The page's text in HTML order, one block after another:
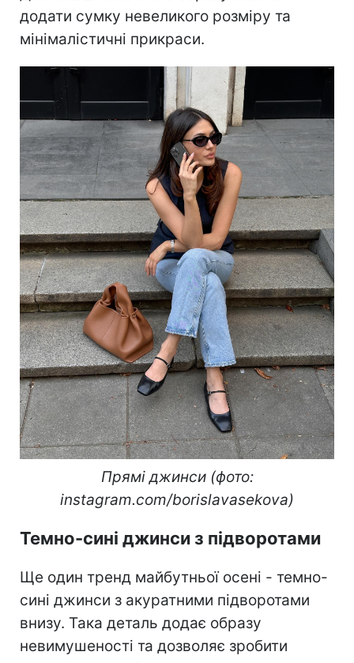
додати сумку невеликого розміру та
мінімалістичні прикраси.
Прямі джинси (фото:
instagram.com/borislavasekova)
Темно-сині джинси з підворотами
Ще один тренд майбутньої осені - темно-
сині джинси з акуратними підворотами
внизу. Така деталь додає образу
невимушеності та дозволяє зробити